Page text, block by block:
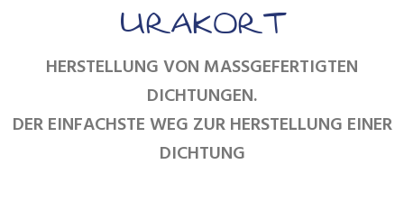
URAKORT
HERSTELLUNG VON MASSGEFERTIGTEN D
ICHTUNGEN.
DER EINFACHSTE WEG ZUR HERSTELLUNG EINER
DICHTUNG